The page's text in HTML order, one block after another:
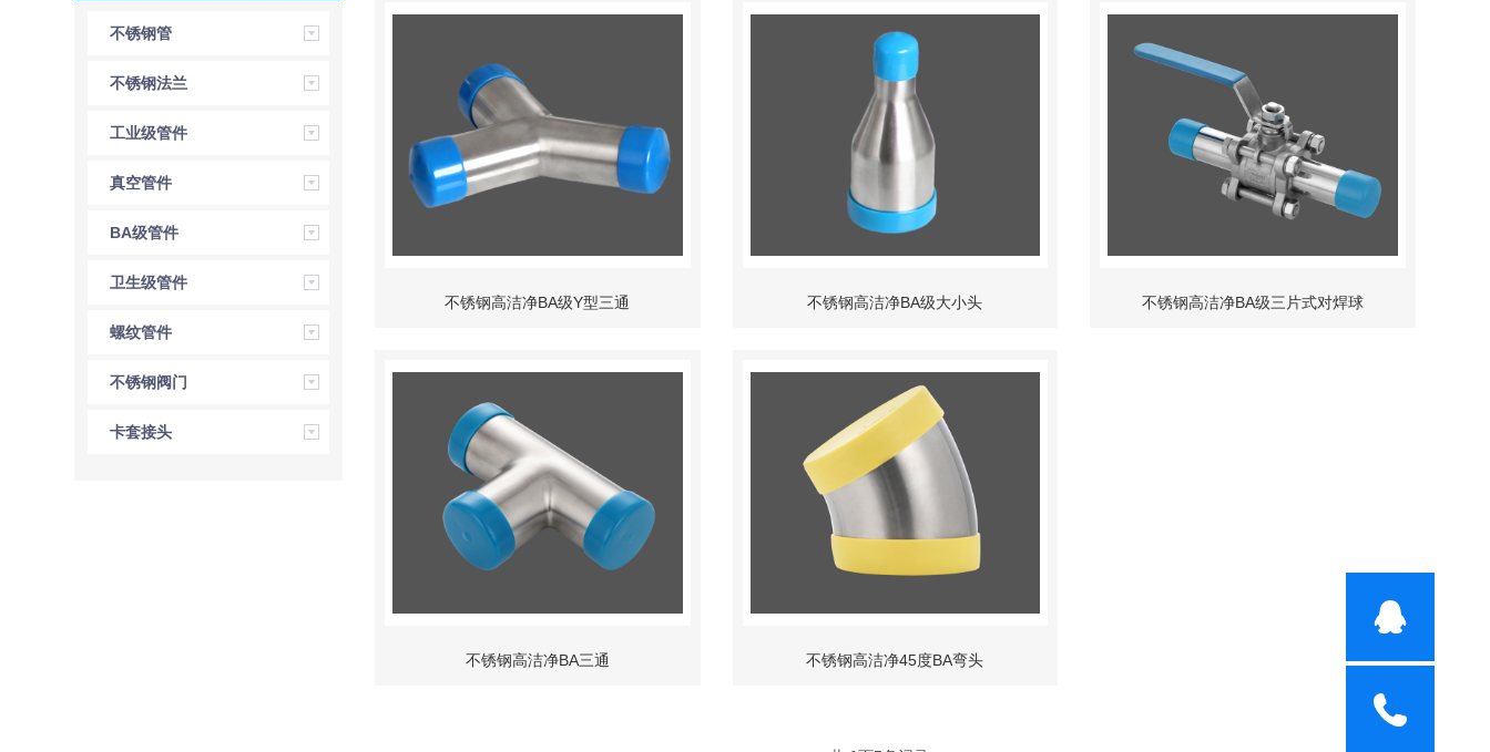
不锈钢管
不锈钢法兰
工业级管件
真空管件
BA级管件
卫生级管件
螺纹管件
不锈钢阀门
卡套接头
不锈钢高洁净BA级Y型三通 不锈钢高洁净BA级大小头 不锈钢高洁净BA级三片式对焊球
不锈钢高洁净BA三通 不锈钢高洁净45度BA弯头